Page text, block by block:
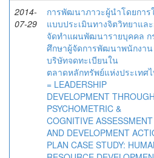
2014-
07-29
การพัฒนาภาวะผู้นำโดยการ
แบบประเมินทางจิตวิทยาแล
จัดทำแผนพัฒนารายบุคคล
ศึกษาผู้จัดการพัฒนาพนักงาน
บริษัทจดทะเบียนใน
ตลาดหลักทรัพย์แห่งประเทศ
= LEADERSHIP
DEVELOPMENT THROUGH
PSYCHOMETRIC &
COGNITIVE ASSESSMENT
AND DEVELOPMENT
PLAN CASE STUDY: